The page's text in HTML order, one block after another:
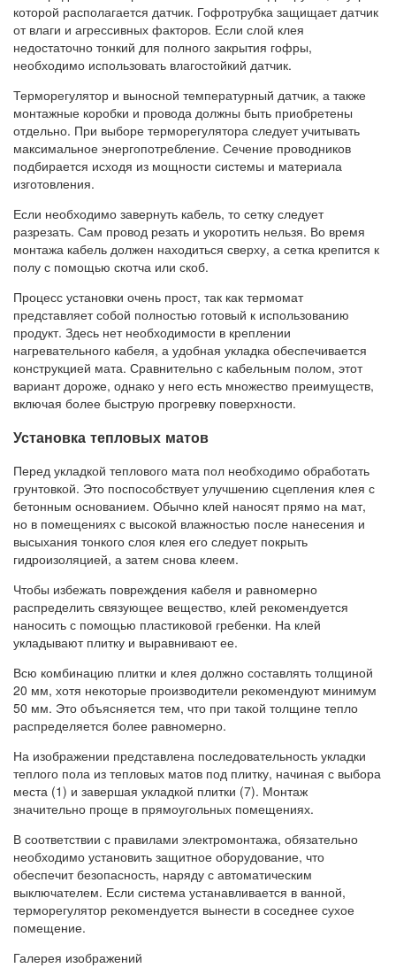
которой располагается датчик. Гофротрубка защищает датчик
от влаги и агрессивных факторов. Если слой клея
недостаточно тонкий для полного закрытия гофры,
необходимо использовать влагостойкий датчик.
Терморегулятор и выносной температурный датчик, а также
монтажные коробки и провода должны быть приобретены
отдельно. При выборе терморегулятора следует учитывать
максимальное энергопотребление. Сечение проводников
подбирается исходя из мощности системы и материала
изготовления.
Если необходимо завернуть кабель, то сетку следует
разрезать. Сам провод резать и укоротить нельзя. Во время
монтажа кабель должен находиться сверху, а сетка крепится к
полу с помощью скотча или скоб.
Процесс установки очень прост, так как термомат
представляет собой полностью готовый к использованию
продукт. Здесь нет необходимости в креплении
нагревательного кабеля, а удобная укладка обеспечивается
конструкцией мата. Сравнительно с кабельным полом, этот
вариант дороже, однако у него есть множество преимуществ,
включая более быструю прогревку поверхности.
Установка тепловых матов
Перед укладкой теплового мата пол необходимо обработать
грунтовкой. Это поспособствует улучшению сцепления клея с
бетонным основанием. Обычно клей наносят прямо на мат,
но в помещениях с высокой влажностью после нанесения и
высыхания тонкого слоя клея его следует покрыть
гидроизоляцией, а затем снова клеем.
Чтобы избежать повреждения кабеля и равномерно
распределить связующее вещество, клей рекомендуется
наносить с помощью пластиковой гребенки. На клей
укладывают плитку и выравнивают ее.
Всю комбинацию плитки и клея должно составлять толщиной
20 мм, хотя некоторые производители рекомендуют минимум
50 мм. Это объясняется тем, что при такой толщине тепло
распределяется более равномерно.
На изображении представлена последовательность укладки
теплого пола из тепловых матов под плитку, начиная с выбора
места (1) и завершая укладкой плитки (7). Монтаж
значительно проще в прямоугольных помещениях.
В соответствии с правилами электромонтажа, обязательно
необходимо установить защитное оборудование, что
обеспечит безопасность, наряду с автоматическим
выключателем. Если система устанавливается в ванной,
терморегулятор рекомендуется вынести в соседнее сухое
помещение.
Галерея изображений